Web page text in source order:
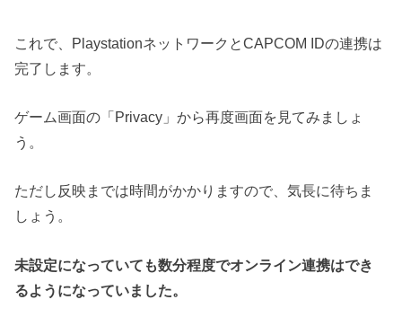
これで、PlaystationネットワークとCAPCOM IDの連携は
完了します。
ゲーム画面の「Privacy」から再度画面を見てみましょ
う。
ただし反映までは時間がかかりますので、気長に待ちま
しょう。
未設定になっていても数分程度でオンライン連携はでき
るようになっていました。